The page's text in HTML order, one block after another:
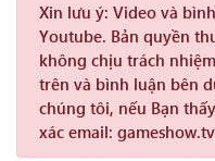
Xin lưu ý: Video và
Youtube. Bản quyền
không chịu trách
trên và bình luận bên
chúng tôi, nếu Bạn
xác email: